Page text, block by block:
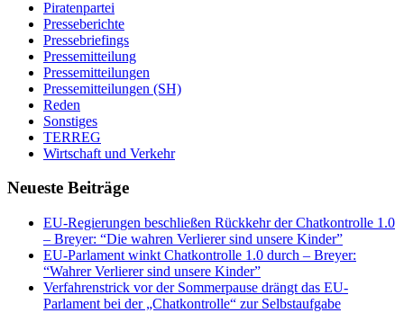
Piratenpartei
Presseberichte
Pressebriefings
Pressemitteilung
Pressemitteilungen
Pressemitteilungen (SH)
Reden
Sonstiges
TERREG
Wirtschaft und Verkehr
Neueste Beiträge
EU-Regierungen beschließen Rückkehr der Chatkontrolle 1.0
– Breyer: “Die wahren Verlierer sind unsere Kinder”
EU-Parlament winkt Chatkontrolle 1.0 durch – Breyer:
“Wahrer Verlierer sind unsere Kinder”
Verfahrenstrick vor der Sommerpause drängt das EU-
Parlament bei der „Chatkontrolle“ zur Selbstaufgabe